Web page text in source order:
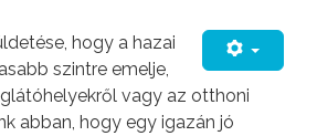
hogy a hazai
szintre emelje,
vagy az otthoni
abban, hogy egy igazán jó